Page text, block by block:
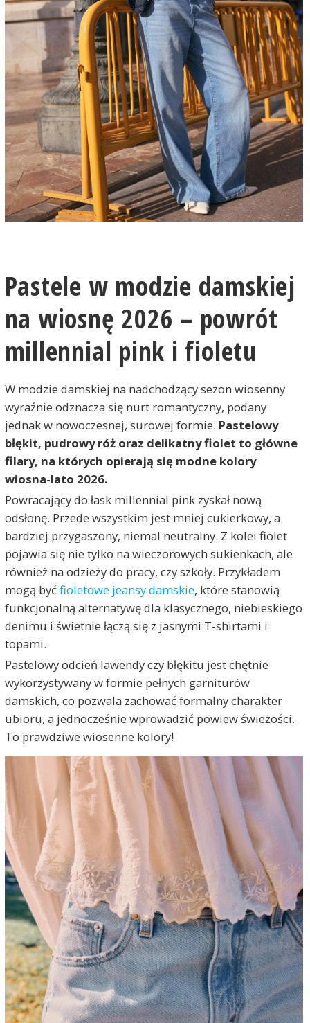
Pastele w modzie damskiej
na wiosnę 2026 – powrót
millennial pink i fioletu
W modzie damskiej na nadchodzący sezon wiosenny
wyraźnie odznacza się nurt romantyczny, podany
jednak w nowoczesnej, surowej formie. Pastelowy
błękit, pudrowy róż oraz delikatny fiolet to główne
filary, na których opierają się modne kolory
wiosna-lato 2026.
Powracający do łask millennial pink zyskał nową
odsłonę. Przede wszystkim jest mniej cukierkowy, a
bardziej przygaszony, niemal neutralny. Z kolei fiolet
pojawia się nie tylko na wieczorowych sukienkach, ale
również na odzieży do pracy, czy szkoły. Przykładem
mogą byćfioletowe jeansy damskie, które stanowią
funkcjonalną alternatywę dla klasycznego, niebieskiego
denimu i świetnie łączą się z jasnymi T-shirtami i
topami.
Pastelowy odcień lawendy czy błękitu jest chętnie
wykorzystywany w formie pełnych garniturów
damskich, co pozwala zachować formalny charakter
ubioru, a jednocześnie wprowadzić powiew świeżości.
To prawdziwe wiosenne kolory!